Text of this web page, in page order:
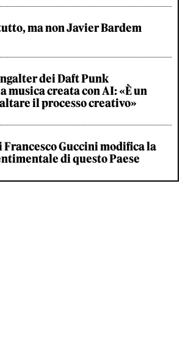
ma non Javier Bardem
dei Daft Punk
musica creata con AI: «È un
il processo creativo»
Francesco Guccini modifica la
di questo Paese